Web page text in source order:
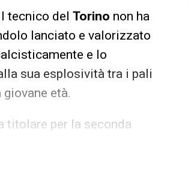
tecnico del Torino non ha
lanciato e valorizzato
e lo
sua esplosività tra i pali
età.
titolare per la seconda
prima metà del
il suo mentore